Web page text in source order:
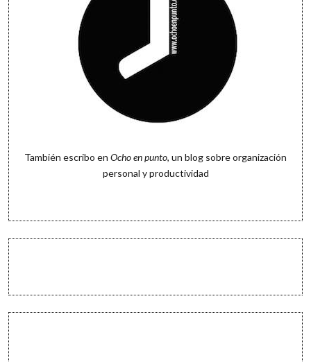
También escribo en Ocho en punto, un blog sobre organización
personal y productividad